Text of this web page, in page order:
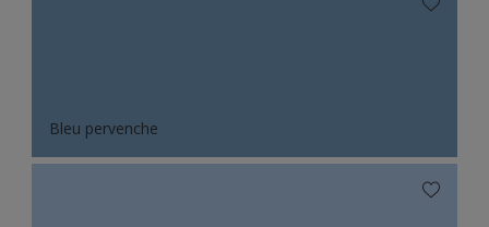
Bleu pervenche